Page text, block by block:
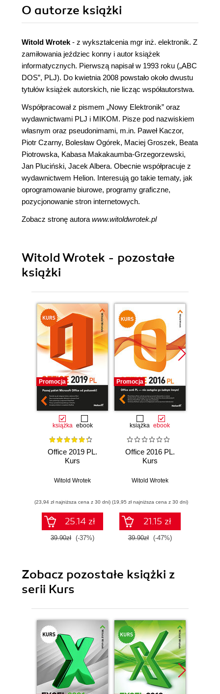
O autorze książki
Witold Wrotek- z wykształcenia mgr inż. elektronik. Z
zamiłowania jeździec konny i autor książek
informatycznych. Pierwszą napisał w 1993 roku („ABC
DOS”, PLJ). Do kwietnia 2008 powstało około dwustu
tytułów książek autorskich, nie licząc współautorstwa.
Współpracował z pismem „Nowy Elektronik” oraz
wydawnictwami PLJ i MIKOM. Pisze pod nazwiskiem
własnym oraz pseudonimami, m.in. Paweł Kaczor,
Piotr Czarny, Bolesław Ogórek, Maciej Groszek, Beata
Piotrowska, Kabasa Makakaumba-Grzegorzewski,
Jan Pluciński, Jacek Albera. Obecnie współpracuje z
wydawnictwem Helion. Interesują go takie tematy, jak
oprogramowanie biurowe, programy graficzne,
pozycjonowanie stron internetowych.
Zobacz stronę autora www.witoldwrotek.pl
Witold Wrotek - pozostałe
książki
Promocja
książka ebook
Office 2019 PL.
Kurs
Witold Wrotek
(23,94 zł najniższa cena z 30 dni)
25.14 zł
39.90zł (-37%)
Promocja
książka ebook
Office 2016 PL.
Kurs
Witold Wrotek
(19,95 zł najniższa cena z 30 dni)
21.15 zł
39.90zł (-47%)
Zobacz pozostałe książki z
serii Kurs